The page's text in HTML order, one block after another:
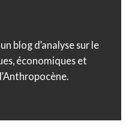
blog d’analyse sur le
économiques et